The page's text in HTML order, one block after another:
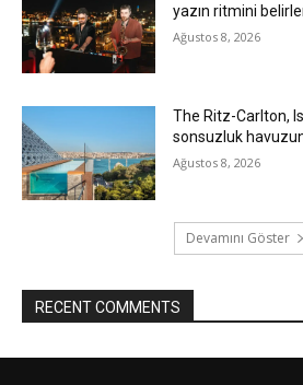
yazın ritmini
Ağustos 8, 2026
The Ritz-Carlton,
sonsuzluk
Ağustos 8, 2026
Devamını Göster
RECENT COMMENTS